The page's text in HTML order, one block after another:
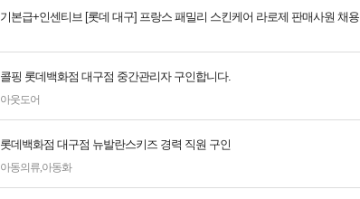
기본급+인센티브 [롯데 대구] 프랑스 패밀리 스킨케어 라로제 판매사원 채용
콜핑 롯데백화점 대구점 중간관리자 구인합니다.
아웃도어
롯데백화점 대구점 뉴발란스키즈 경력 직원 구인
아동의류,아동화